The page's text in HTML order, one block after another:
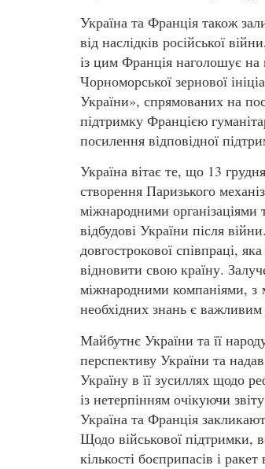
Україна та Франція також
від наслідків російської
із цим Франція наголошує
Чорноморської зернової
України», спрямованих на
підтримку Францією
посилення відповідної
Україна вітає те, що 13
створення Паризького
міжнародними організаціями
відбудові України після
довгострокової співпраці,
відновити свою країну.
міжнародними компаніями, з
необхідних знань є
Майбутнє України та її
перспективу України та
Україну в її зусиллях щодо
із нетерпінням очікуючи
Україна та Франція
Щодо військової підтримки,
кількості боєприпасів і